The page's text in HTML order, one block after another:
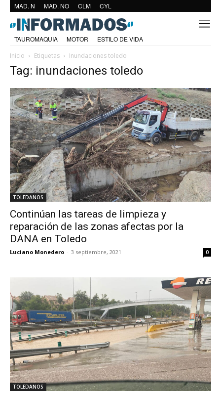
MAD. N MAD. NO CLM CYL
TAUROMAQUIA MOTOR
ESTILO DE VIDA
Inicio
Etiquetas Inundaciones toledo
Tag: inundaciones toledo
TOLEDANOS
Continúan las tareas de limpieza y
reparación de las zonas afectas por la
DANA en Toledo
Luciano Monedero - 3 septiembre, 2021 0
TOLEDANOS